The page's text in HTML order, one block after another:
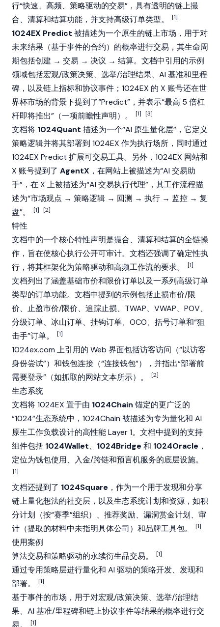
行“快速、高频、策略驱动的交易”，具有透明的链上撮
合、清算和结算功能，并支持高级订单类型。
[1]
1024EX Predict 被描述为一个原生的链上市场，用于对
未来结果（基于事件的合约）的概率进行交易，其生命周
期包括创建 → 交易 → 决议 → 结算。文档中引用的示例
领域包括宏观/政策决策、选举/治理结果、AI 基准和里程
碑，以及链上指标和协议事件；1024EX 的 X 账号还在世
界杯市场的背景下提到了“Predict”，并表示“最高 5 倍杠
杆即将推出”（一项前瞻性声明）。
[1] [3]
文档将 1024Quant 描述为一个“AI 原生量化层”，它定义
策略逻辑并将其部署到 1024EX 作为执行场所，同时通过
1024EX Predict 扩展可交易工具。另外，1024EX 网站和
X 账号提到了 AgentX ，在网站上被描述为“AI 交易助
手”，在 X 上被描述为“AI 交易执行代理”，其工作流程描
述为“市场观点 → 策略逻辑 → 回测 → 执行 → 监控 → 复
盘”。
[1] [2]
特性
文档中的一个核心特性声明是撮合、清算和结算的全链操
作，旨在使核心执行公开可审计。文档还强调了确定性执
行，将其框架化为策略驱动和高频工作流的要求。
[1]
文档列出了涵盖基础市价和限价订单以及一系列高级订单
类型的订单功能。文档中提到的示例包括止损市价/限
价、止盈市价/限价、追踪止损、TWAP、VWAP、POV、
分级订单、冰山订单、挂钩订单、OCO、括号订单和“狙
击手”订单。
[1]
1024ex.com 上引用的 Web 界面包括访客访问（“以访客
身份尝试”）和钱包连接（“连接钱包”），并指出“部署前
需要登录”（如抓取的网站文本所示）。
[2]
生态系统
文档将 1024EX 置于由 1024Chain 锚定的更广泛的
“1024”生态系统中，1024Chain 被描述为专为量化和 AI
原生工作负载设计的高性能 Layer 1。文档中提到的支持
组件包括 1024Wallet、 1024Bridge 和 1024Oracle ，
定位为钱包使用、入金/跨链和预言机服务的底层设施。
[1]
文档还提到了 1024Square ，作为一个用于发现和分享
链上量化想法的社交层，以及生态系统计划和资源，如积
分计划（按“赛季”组织）、推荐奖励、漏洞赏金计划、审
计（提取的材料中未指明具体公司）和品牌工具包。
[1]
使用案例
算法交易和策略驱动的永续衍生品交易。
[1]
通过专用策略层进行量化和 AI 驱动的策略开发、发现和
部署。
[1]
基于事件的市场，用于对宏观/政策决策、选举/治理结
果、AI 基准/里程碑和链上协议事件等结果的概率进行交
易。
[1]